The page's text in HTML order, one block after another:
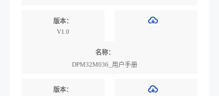
版本：
V1.0
名称：
DPM32M036_用户手册
版本：